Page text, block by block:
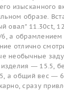
изысканного
образе.
овал" 11.30ct,
а обрамлением
отлично
необычные
— 15.5,
а общий вес —
сразу